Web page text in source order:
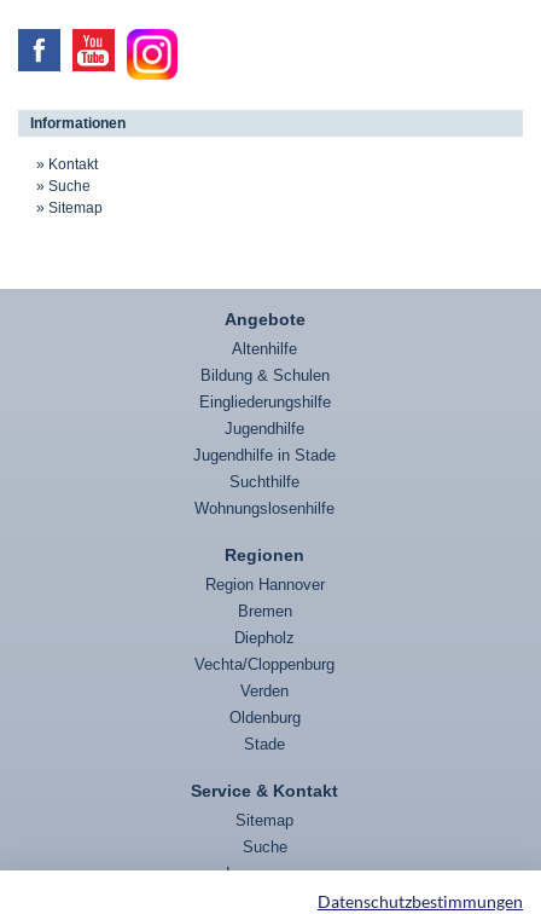
Informationen
Kontakt
Suche
Sitemap
Angebote
Altenhilfe
Bildung & Schulen
Eingliederungshilfe
Jugendhilfe
Jugendhilfe in Stade
Suchthilfe
Wohnungslosenhilfe
Regionen
Region Hannover
Bremen
Diepholz
Vechta/Cloppenburg
Verden
Oldenburg
Stade
Service & Kontakt
Sitemap
Suche
Impressum
Datenschutzbestimmungen